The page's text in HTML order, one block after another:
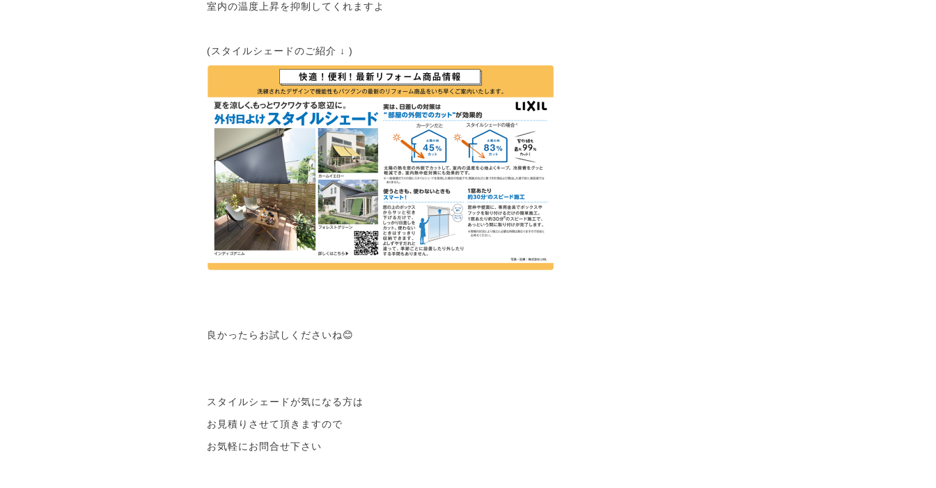
室内の温度上昇を抑制してくれますよ
(スタイルシェードのご紹介 ↓ )
良かったらお試しくださいね😊
スタイルシェードが気になる方は
お見積りさせて頂きますので
お気軽にお問合せ下さい